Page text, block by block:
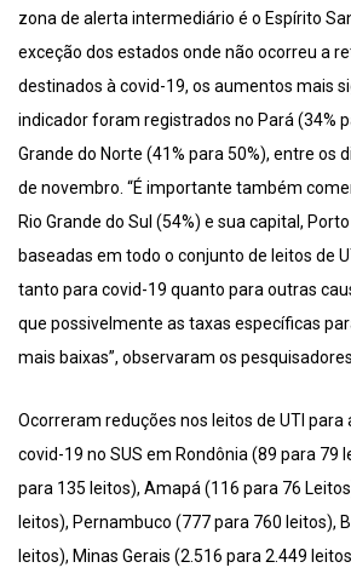
zona de alerta intermediário é o Espírito
exceção dos estados onde não ocorreu a
destinados à covid-19, os aumentos mais
indicador foram registrados no Pará (34%
Grande do Norte (41% para 50%), entre os
de novembro. “É importante também
Rio Grande do Sul (54%) e sua capital,
baseadas em todo o conjunto de leitos de
tanto para covid-19 quanto para outras
que possivelmente as taxas específicas
mais baixas”, observaram os
Ocorreram reduções nos leitos de UTI
covid-19 no SUS em Rondônia (89 para 79
para 135 leitos), Amapá (116 para 76
leitos), Pernambuco (777 para 760 leitos),
leitos), Minas Gerais (2.516 para 2.449